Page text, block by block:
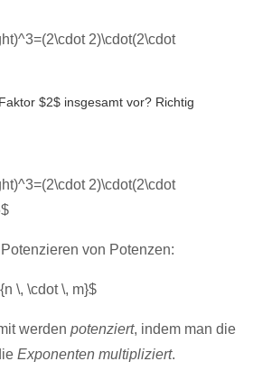
2)\cdot(2\cdot
$2$ insgesamt vor? Richtig
2)\cdot(2\cdot
von Potenzen:
\, \cdot \, m}$
werden potenziert, indem man die
Exponenten multipliziert.